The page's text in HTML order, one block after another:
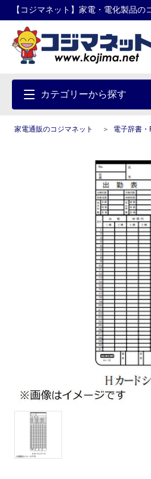
【コジマネット】家電・電化製品の
カテゴリーから探す
家電通販のコジマネット 電子辞書